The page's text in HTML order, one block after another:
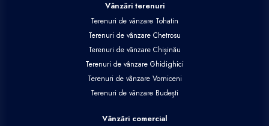
Vânzări terenuri
Terenuri de vânzare Tohatin
Terenuri de vânzare Chetrosu
Terenuri de vânzare Chișinău
Terenuri de vânzare Ghidighici
Terenuri de vânzare Vorniceni
Terenuri de vânzare Budești
Vânzări comercial